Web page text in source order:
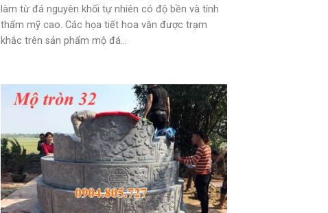
làm từ đá nguyên khối tự nhiên có độ bền và tính
thẩm mỹ cao. Các họa tiết hoa văn được trạm
khắc trên sản phẩm mộ đá...